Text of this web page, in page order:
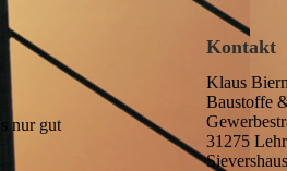
nur gut
Kontakt
Klaus
Baustoffe
31275